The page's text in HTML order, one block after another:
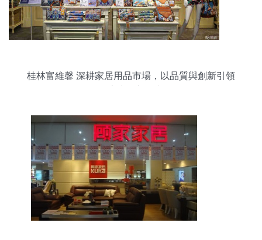
桂林富維馨 深耕家居用品市場，以品質與創新引領